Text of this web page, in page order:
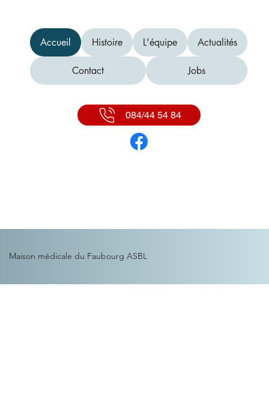
Accueil Histoire L'équipe Actualités
Contact Jobs
084/44 54 84
Maison médicale du Faubourg ASBL